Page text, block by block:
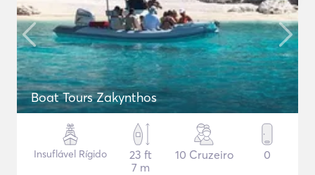
Boat Tours Zakynthos
Insuflável Rígido
23 ft
7 m
10 Cruzeiro 0